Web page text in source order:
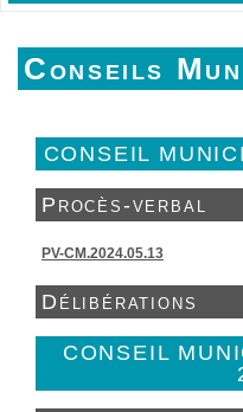
Conseils
CONSEIL
Procès-verbal
PV-CM.2024.05.13
Délibérations
CONSEIL